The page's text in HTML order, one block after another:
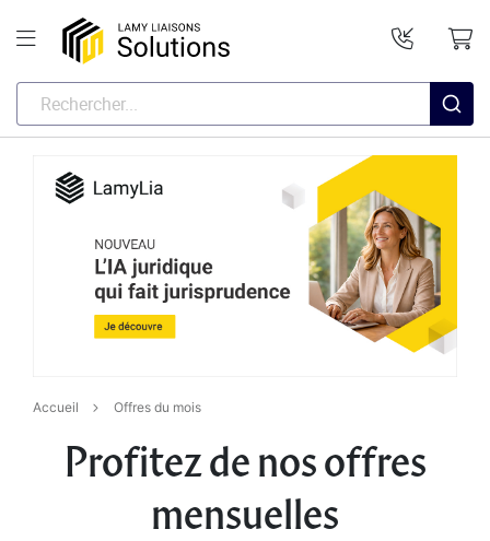
Accueil Offres du mois
Profitez de nos offres
mensuelles